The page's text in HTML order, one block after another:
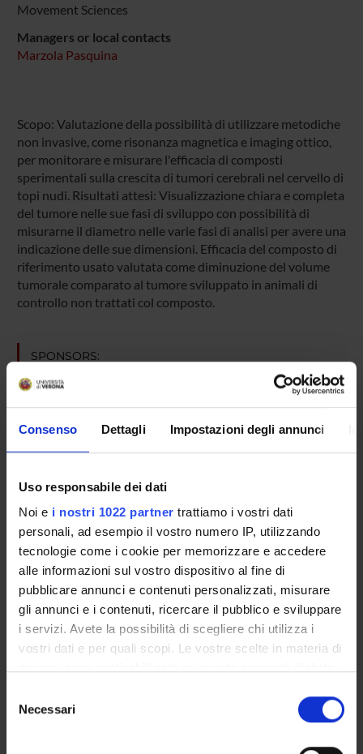
Consenso Dettagli Impostazioni degli annunci
Uso responsabile dei dati
Noi e i nostri 1022 partner trattiamo i vostri dati
personali, ad esempio il vostro numero IP, utilizzando
tecnologie come i cookie per memorizzare e accedere
alle informazioni sul vostro dispositivo al fine di
pubblicare annunci e contenuti personalizzati, misurare
gli annunci e i contenuti, ricercare il pubblico e sviluppare
i servizi. Avete la possibilità di scegliere chi utilizza i
vostri dati e per quali scopi. Le vostre scelte in materia di
modificare o revocare il proprio consenso in qualsiasi
momento dalla Dichiarazione sui cookie o facendo clic
delNecessari
Movement Sciences
Managers or local contacts
Marzola Pasquina
Scopo: Valutazione della possibilità di utilizzare metodiche
non invasive, come risonanza magnetica e imaging ottico,
per monitorare e misurare l'efficacia di composti
sperimentali sulla crescita di tumori cerebrali nel cervello di
topi nudi. Risultati attesi: Visualizzazione chiara e completa
del tumore nelle sue fasi di sviluppo con possibilità di
misurarne il diametro nelle varie fasi di analisi per avere una
indicazione delle sue dimensioni. Efficacia del composto di
riferimento usato valutata come diminuzione del volume
tumorale comparato al tumore sviluppato in animali di
controllo non trattati col composto.
SPONSORS:
SIENA BIOTECH S.p.A
Funds:assigned and managed by the department
Laura Calderan
Associate Professor
Pasquina Marzola
Full Professor
COLLABORATORI ESTERNI